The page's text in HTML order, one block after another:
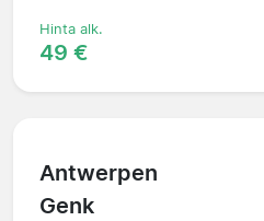
Hinta alk.
49 €
Antwerpen
Genk